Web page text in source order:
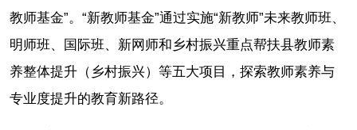
教师基金”。“新教师基金”通过实施“新教师”未来教师班、
明师班、国际班、新网师和乡村振兴重点帮扶县教师素
养整体提升（乡村振兴）等五大项目，探索教师素养与
专业度提升的教育新路径。